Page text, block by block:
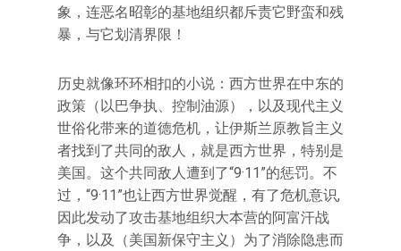
象，连恶名昭彰的基地组织都斥责它野蛮和残
暴，与它划清界限！
历史就像环环相扣的小说：西方世界在中东的
政策（以巴争执、控制油源），以及现代主义
世俗化带来的道德危机，让伊斯兰原教旨主义
者找到了共同的敌人，就是西方世界，特别是
美国。这个共同敌人遭到了“9·11”的惩罚。不
过，“9·11”也让西方世界觉醒，有了危机意识,
因此发动了攻击基地组织大本营的阿富汗战
争，以及（美国新保守主义）为了消除隐患而